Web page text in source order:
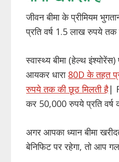
जीवन बीमा के प्रीमियम
प्रति वर्ष 1.5 लाख रुपये
स्वास्थ्य बीमा (हेल्थ
आयकर धारा 80D के तहत
रुपये तक की छूठ मिलती है|
कर 50,000 रुपये प्रति वर्ष
अगर आपका ध्यान बीमा
बेनिफिट पर रहेगा, तो आप